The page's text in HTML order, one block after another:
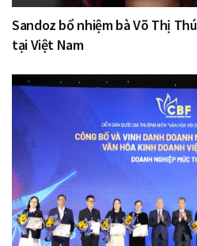
Sandoz bổ nhiệm bà Võ Thị
tại Việt Nam